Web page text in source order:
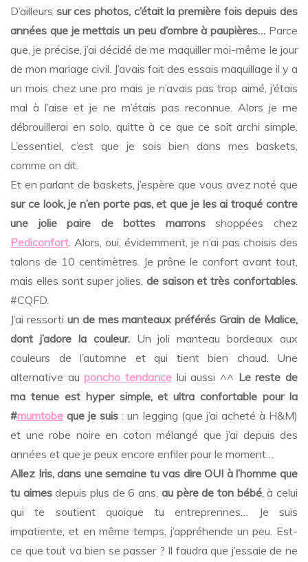
D’ailleurs sur ces photos, c’était la première fois depuis des
années que je mettais un peu d’ombre à paupières… Parce
que, je précise, j’ai décidé de me maquiller moi-même le jour
de mon mariage civil. J’avais fait des essais maquillage il y a
un mois chez une pro mais je n’avais pas trop aimé, j’étais
mal à l’aise et je ne m’étais pas reconnue. Alors je me
débrouillerai en solo, quitte à ce que ce soit archi simple.
L’essentiel, c’est que je sois bien dans mes baskets,
comme on dit.
Et en parlant de baskets, j’espère que vous avez noté que
sur ce look, je n’en porte pas, et que je les ai troqué contre
une jolie paire de bottes marronsshoppées chez
Pediconfort. Alors, oui, évidemment, je n’ai pas choisis des
talons de 10 centimètres. Je prône le confort avant tout,
mais elles sont super jolies, de saison et très confortables.
#CQFD.
J’ai ressorti un de mes manteaux préférés Grain de Malice,
dont j’adore la couleur.Un joli manteau bordeaux aux
couleurs de l’automne et qui tient bien chaud. Une
alternative auponcho tendance lui aussi ^^ Le reste de
ma tenue est hyper simple, et ultra confortable pour la
#mumtobe que je suis : un legging (que j’ai acheté à H&M)
et une robe noire en coton mélangé que j’ai depuis des
années et que je peux encore enfiler pour le moment…
Allez Iris, dans une semaine tu vas dire OUI à l’homme que
tu aimesdepuis plus de 6 ans, au père de ton bébé, à celui
qui te soutient quoique tu entreprennes… Je suis
impatiente, et en même temps, j’appréhende un peu. Est-
ce que tout va bien se passer ? Il faudra que j’essaie de ne